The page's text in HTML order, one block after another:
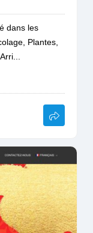
dans les
Plantes,